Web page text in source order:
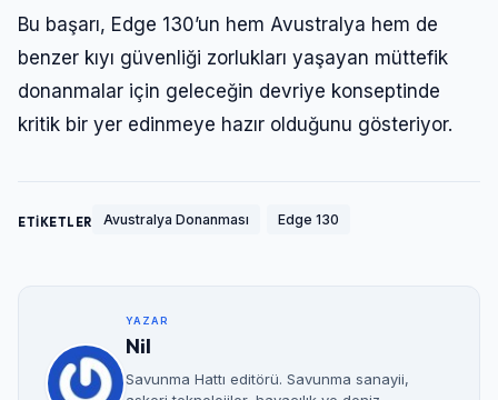
Bu başarı, Edge 130’un hem Avustralya hem de
benzer kıyı güvenliği zorlukları yaşayan müttefik
donanmalar için geleceğin devriye konseptinde
kritik bir yer edinmeye hazır olduğunu gösteriyor.
ETİKETLER Avustralya Donanması Edge 130
YAZAR
Nil
Savunma Hattı editörü. Savunma sanayii,